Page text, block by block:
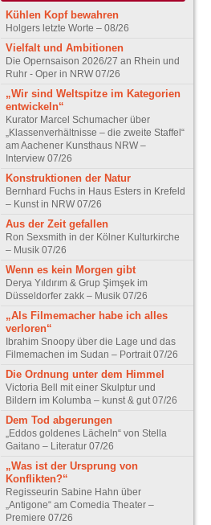
Kühlen Kopf bewahren
Holgers letzte Worte – 08/26
Vielfalt und Ambitionen
Die Opernsaison 2026/27 an Rhein und
Ruhr - Oper in NRW 07/26
„Wir sind Weltspitze im Kategorien
entwickeln“
Kurator Marcel Schumacher über
„Klassenverhältnisse – die zweite Staffel“
am Aachener Kunsthaus NRW –
Interview 07/26
Konstruktionen der Natur
Bernhard Fuchs in Haus Esters in Krefeld
– Kunst in NRW 07/26
Aus der Zeit gefallen
Ron Sexsmith in der Kölner Kulturkirche
– Musik 07/26
Wenn es kein Morgen gibt
Derya Yıldırım & Grup Şimşek im
Düsseldorfer zakk – Musik 07/26
„Als Filmemacher habe ich alles
verloren“
Ibrahim Snoopy über die Lage und das
Filmemachen im Sudan – Portrait 07/26
Die Ordnung unter dem Himmel
Victoria Bell mit einer Skulptur und
Bildern im Kolumba – kunst & gut 07/26
Dem Tod abgerungen
„Eddos goldenes Lächeln“ von Stella
Gaitano – Literatur 07/26
„Was ist der Ursprung von
Konflikten?“
Regisseurin Sabine Hahn über
„Antigone“ am Comedia Theater –
Premiere 07/26